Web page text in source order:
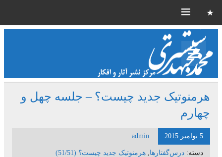
هرمنوتیک جدید چیست؟ – جلسه چهل و
چهارم
5 نوامبر 2015 admin
دسته: درس‌گفتارها هرمنوتیک جدید چیست؟ (51/51)